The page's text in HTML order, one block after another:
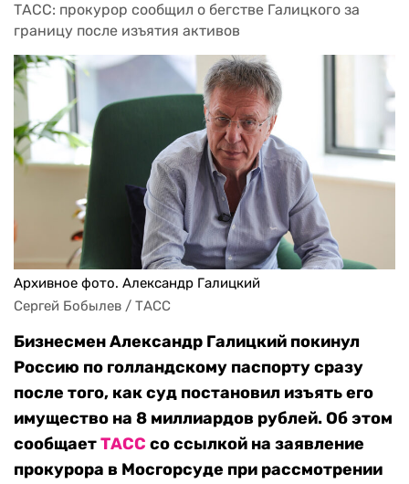
ТАСС: прокурор сообщил о бегстве Галицкого за
границу после изъятия активов
Архивное фото. Александр Галицкий
Сергей Бобылев / ТАСС
Бизнесмен Александр Галицкий покинул
Россию по голландскому паспорту сразу
после того, как суд постановил изъять его
имущество на 8 миллиардов рублей. Об этом
сообщаетТАСС со ссылкой на заявление
прокурора в Мосгорсуде при рассмотрении